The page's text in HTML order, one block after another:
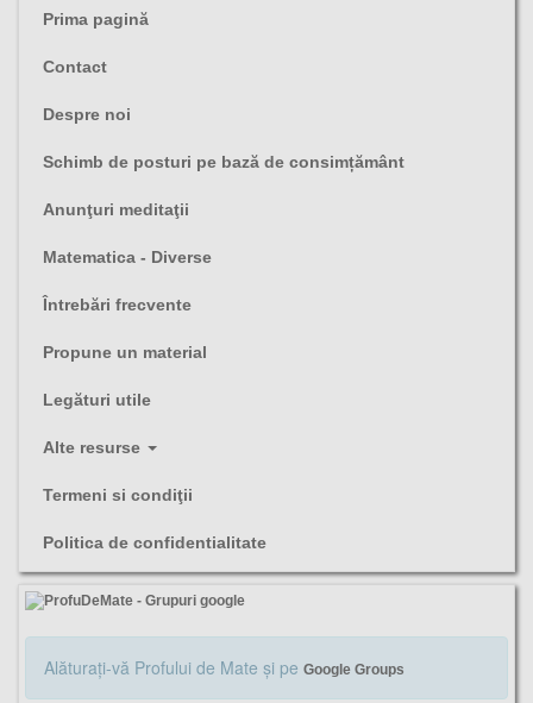
Prima pagină
Contact
Despre noi
Schimb de posturi pe bază de consimțământ
Anunţuri meditaţii
Matematica - Diverse
Întrebări frecvente
Propune un material
Legături utile
Alte resurse
Termeni si condiţii
Politica de confidentialitate
Alăturaţi-vă Profului de Mate şi pe Google Groups